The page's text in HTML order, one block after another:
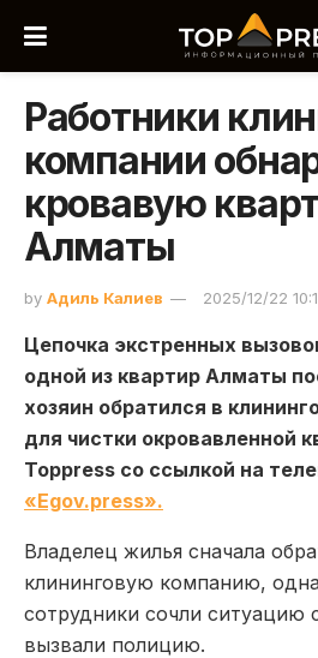
Работники
компании
кровавую
Алматы
by Адиль Калиев 2025/12/22
Цепочка экстренных
одной из квартир Алматы
хозяин обратился в
для чистки окровавленной
Toppress со ссылкой на
«Egov.press».
Владелец жилья сначала
клининговую компанию,
сотрудники сочли ситуацию
вызвали полицию.